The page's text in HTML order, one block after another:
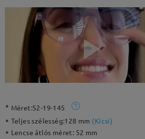
Méret:52-19-145
Teljes szélesség:128 mm (Kicsi)
Lencse átlós méret: 52 mm